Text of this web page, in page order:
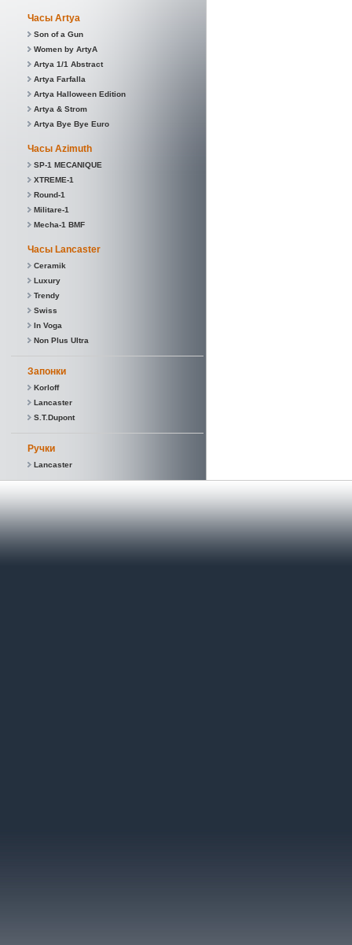
Часы Artya
Son of a Gun
Women by ArtyA
Artya 1/1 Abstract
Artya Farfalla
Artya Halloween Edition
Artya & Strom
Artya Bye Bye Euro
Часы Azimuth
SP-1 MECANIQUE
XTREME-1
Round-1
Militare-1
Mecha-1 BMF
Часы Lancaster
Ceramik
Luxury
Trendy
Swiss
In Voga
Non Plus Ultra
Запонки
Korloff
Lancaster
S.T.Dupont
Ручки
Lancaster